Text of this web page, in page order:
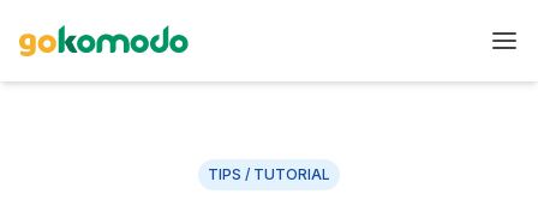
TIPS / TUTORIAL